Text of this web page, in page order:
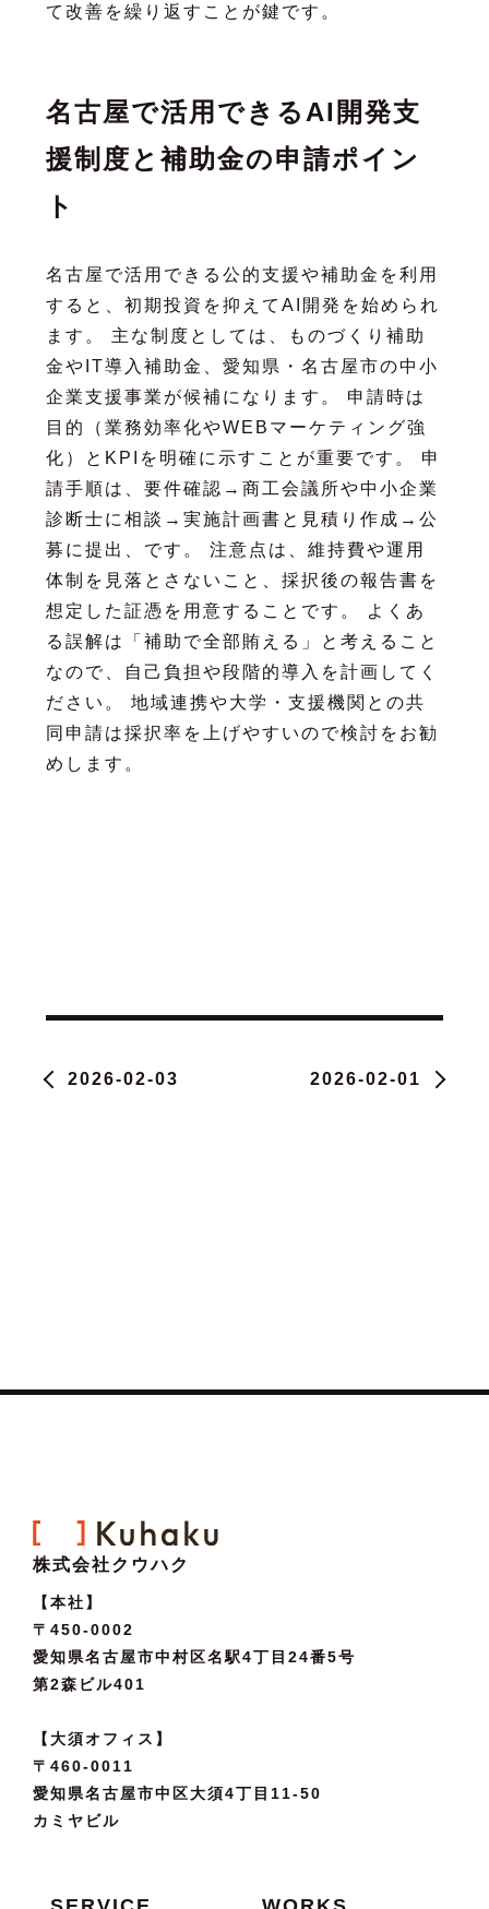
て改善を繰り返すことが鍵です。
名古屋で活用できるAI開発支
援制度と補助金の申請ポイン
ト
名古屋で活用できる公的支援や補助金を利用
すると、初期投資を抑えてAI開発を始められ
ます。 主な制度としては、ものづくり補助
金やIT導入補助金、愛知県・名古屋市の中小
企業支援事業が候補になります。 申請時は
目的（業務効率化やWEBマーケティング強
化）とKPIを明確に示すことが重要です。 申
請手順は、要件確認→商工会議所や中小企業
診断士に相談→実施計画書と見積り作成→公
募に提出、です。 注意点は、維持費や運用
体制を見落とさないこと、採択後の報告書を
想定した証憑を用意することです。 よくあ
る誤解は「補助で全部賄える」と考えること
なので、自己負担や段階的導入を計画してく
ださい。 地域連携や大学・支援機関との共
同申請は採択率を上げやすいので検討をお勧
めします。
2026-02-03 2026-02-01
株式会社クウハク
【本社】
〒450-0002
愛知県名古屋市中村区名駅4丁目24番5号
第2森ビル401
【大須オフィス】
〒460-0011
愛知県名古屋市中区大須4丁目11-50
カミヤビル